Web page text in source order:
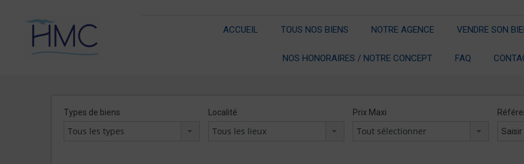
ACCUEIL TOUS NOS BIENS NOTRE AGENCE VENDRE SON
NOS HONORAIRES / NOTRE CONCEPT FAQ
Types de biens
Tous les types
Localité
Tous les lieux
Prix Maxi
Tout sélectionner